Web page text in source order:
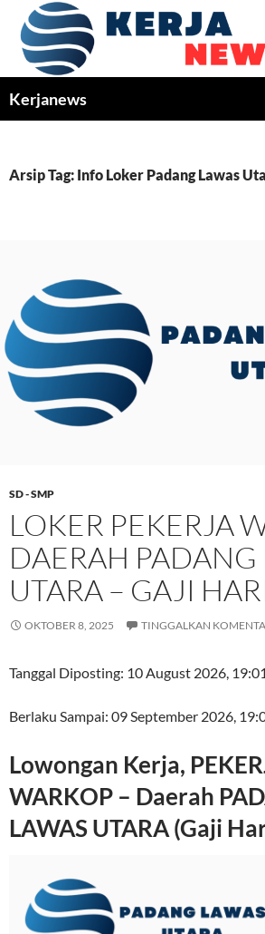
Langsung
Kerjanews
Arsip Tag: Info Loker Padang Lawas
SD - SMP
LOKER PEKERJA
DAERAH PADANG
UTARA – GAJI
OKTOBER 8, 2025 TINGGALKAN
Tanggal Diposting: 10 August 2026, 19:01
Berlaku Sampai: 09 September 2026,
Lowongan Kerja,
WARKOP – Daerah
LAWAS UTARA (Gaji